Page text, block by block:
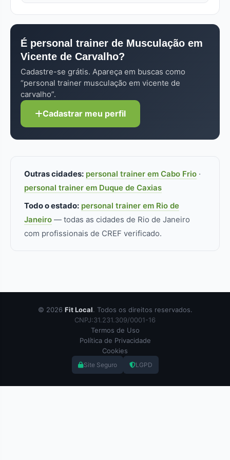
Aulas online ou em grupo (2 a 4 alunos) custam
40% a 60% do valor presencial individual. Cada
atendimento disponíveis.
especificamente, formação/especialização
adicional faz diferença real.
É personal trainer de Musculação em
Vicente de Carvalho?
Cadastre-se grátis. Apareça em buscas como
“personal trainer musculação em vicente de
carvalho”.
Cadastrar meu perfil
Outras cidades: personal trainer em Cabo Frio ·
personal trainer em Duque de Caxias
Todo o estado: personal trainer em Rio de
Janeiro — todas as cidades de Rio de Janeiro
com profissionais de CREF verificado.
© 2026 Fit Local. Todos os direitos reservados.
CNPJ:31.231.309/0001-16
Termos de Uso
Política de Privacidade
Cookies
Site Seguro LGPD